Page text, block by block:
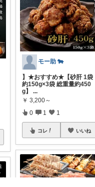
モー助 🐄
】★おすすめ★【砂肝 1袋
約150g×3袋 総重量約450
g】
...
￥ 3,200～
0 1 1
コレ いいね